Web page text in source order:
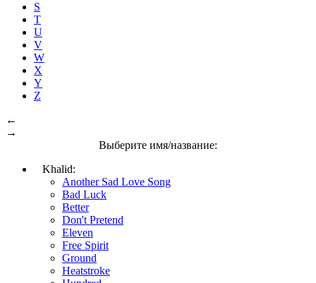
S
T
U
V
W
X
Y
Z
←
→
Выберите имя/название:
Khalid:
Another Sad Love Song
Bad Luck
Better
Don't Pretend
Eleven
Free Spirit
Ground
Heatstroke